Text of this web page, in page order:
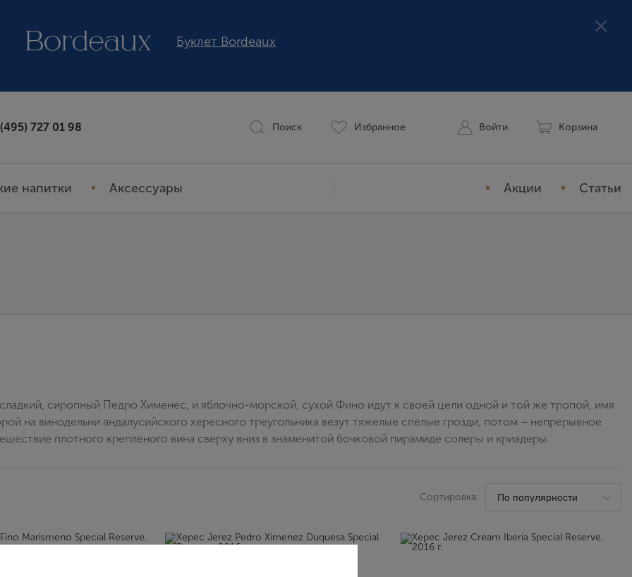
Буклет Bordeaux
727 01 98 Поиск Избранное Войти Корзина
напитки Аксессуары Акции Статьи
сиропный Педро Хименес, и яблочно-морской, сухой Фино идут к своей цели одной и той же тропой, имя
на винодельни андалусийского хересного треугольника везут тяжелые спелые грозди, потом – непрерывное
плотного крепленого вина сверху вниз в знаменитой бочковой пирамиде солеры и криадеры.
Сортировка: